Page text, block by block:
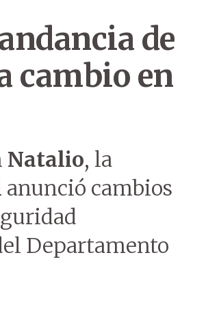
de
cambio en
Natalio, la
anunció cambios
Departamento